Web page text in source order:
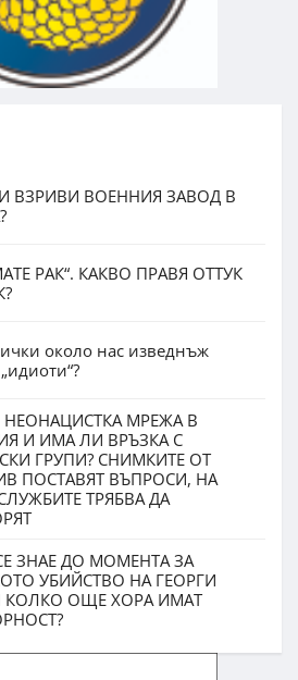
ВЗРИВИ ВОЕННИЯ ЗАВОД В
РАК“. КАКВО ПРАВЯ ОТТУК
около нас изведнъж
МРЕЖА В
И ИМА ЛИ ВРЪЗКА С
ГРУПИ? СНИМКИТЕ ОТ
ПОСТАВЯТ ВЪПРОСИ, НА
ТРЯБВА ДА
ЗНАЕ ДО МОМЕНТА ЗА
УБИЙСТВО НА ГЕОРГИ
КОЛКО ОЩЕ ХОРА ИМАТ